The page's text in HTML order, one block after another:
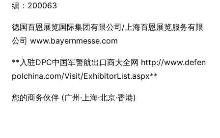
编：200063
德国百恩展览国际集团有限公司/上海百恩展览服务有限
公司 www.bayernmesse.com
**入驻DPC中国军警航出口商大全网 http://www.defen
polchina.com/Visit/ExhibitorList.aspx**
您的商务伙伴 (广州·上海·北京·香港)